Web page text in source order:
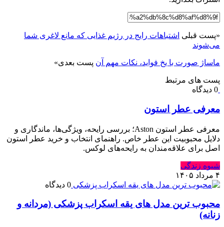
«پست قبلی اشتباهات رایج در رژیم غذایی که مانع لاغری شما
می‌شوند
ماساژ صورت با یخ فواید، نکات مهم آن پست بعدی»
پست های مرتبط
0 دیدگاه
معرفی عطر استون
معرفی عطر استون Aston؛ بررسی رایحه، ویژگی‌ها، ماندگاری و
دلایل محبوبیت این عطر خاص. راهنمای انتخاب و خرید عطر استون
اصل برای علاقه‌مندان به رایحه‌های لوکس.
شیوه زندگی
۴ مرداد ۱۴۰۵
0 دیدگاه
محبوب ترین مدل های یقه اسکراب پزشکی (مردانه و
زنانه)